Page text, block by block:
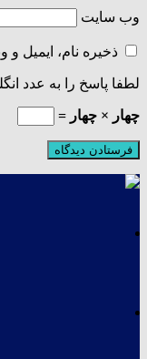
وب‌ سایت
ذخیره نام، ایمیل
لطفا پاسخ را به عدد
چهار × چهار =